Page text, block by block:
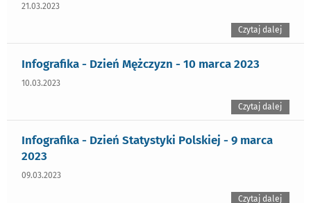
21.03.2023
Czytaj dalej
Infografika - Dzień Mężczyzn - 10 marca 2023
10.03.2023
Czytaj dalej
Infografika - Dzień Statystyki Polskiej - 9 marca
2023
09.03.2023
Czytaj dalej